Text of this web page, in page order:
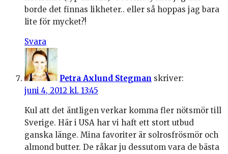
borde det finnas likheter.. eller så hoppas jag bara
lite för mycket?!
Svara
Petra Axlund Stegman skriver:
juni 4, 2012 kl. 13:45
Kul att det äntligen verkar komma fler nötsmör till
Sverige. Här i USA har vi haft ett stort utbud
ganska länge. Mina favoriter är solrosfrösmör och
almond butter. De råkar ju dessutom vara de bästa